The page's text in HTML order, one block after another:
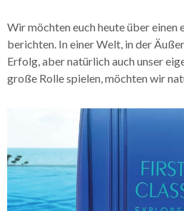
Wir möchten euch heute über einen
berichten. In einer Welt, in der
Erfolg, aber natürlich auch unser
große Rolle spielen, möchten wir